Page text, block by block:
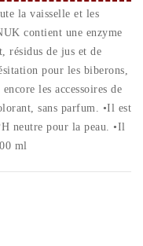
la vaisselle et les
contient une enzyme
résidus de jus et de
pour les biberons,
les accessoires de
sans parfum. •Il est
neutre pour la peau. •Il
ml